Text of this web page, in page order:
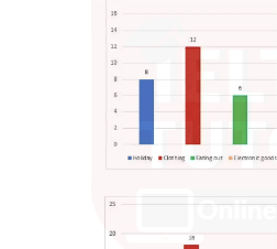
Writing
Reading
Vocabulary